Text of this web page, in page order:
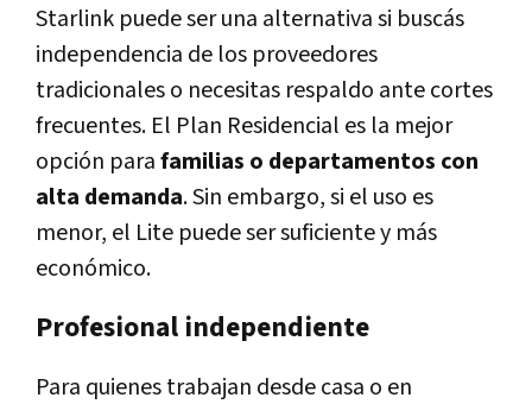
Starlink puede ser una alternativa si buscás
independencia de los proveedores
tradicionales o necesitas respaldo ante cortes
frecuentes. El Plan Residencial es la mejor
opción parafamilias o departamentos con
alta demanda. Sin embargo, si el uso es
menor, el Lite puede ser suficiente y más
económico.
Profesional independiente
Para quienes trabajan desde casa o en